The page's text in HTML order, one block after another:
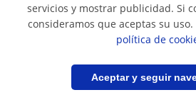
Guardar búsqueda
Fantástica
305915opiniones de
servicios y mostrar publicidad. Si
consideramos que aceptas su
política de
Aceptar y seguir